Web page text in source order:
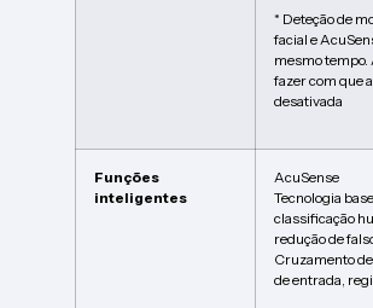
* Deteção de
facial e
mesmo tempo.
fazer com que
desativada
Funções
inteligentes
AcuSense
Tecnologia
classificação
redução de
Cruzamento
de entrada,